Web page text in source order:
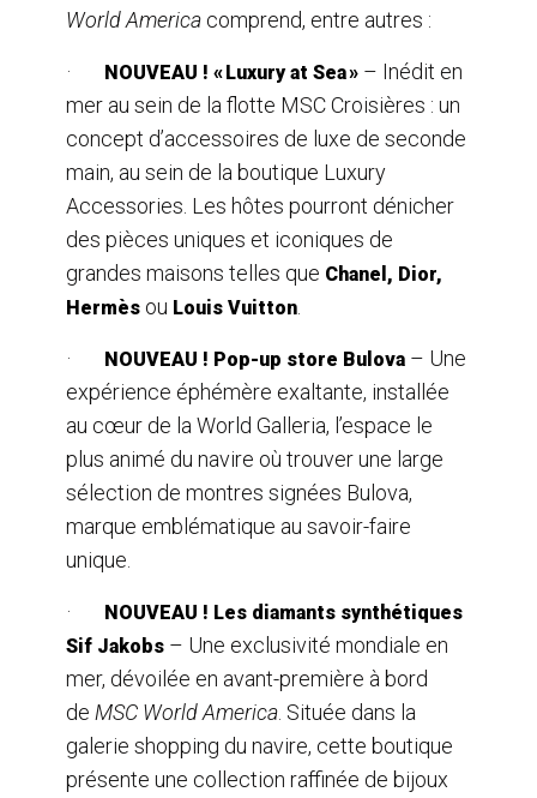
World America comprend, entre autres :
· NOUVEAU ! « Luxury at Sea » – Inédit en
mer au sein de la flotte MSC Croisières : un
concept d’accessoires de luxe de seconde
main, au sein de la boutique Luxury
Accessories. Les hôtes pourront dénicher
des pièces uniques et iconiques de
grandes maisons telles que Chanel, Dior,
Hermès ou Louis Vuitton
· NOUVEAU ! Pop-up store Bulova – Une
expérience éphémère exaltante, installée
au cœur de la World Galleria, l’espace le
plus animé du navire où trouver une large
sélection de montres signées Bulova,
marque emblématique au savoir-faire
unique.
·
NOUVEAU ! Les diamants synthétiques
Sif Jakobs – Une exclusivité mondiale en
mer, dévoilée en avant-première à bord
de MSC World America . Située dans la
galerie shopping du navire, cette boutique
présente une collection raffinée de bijoux